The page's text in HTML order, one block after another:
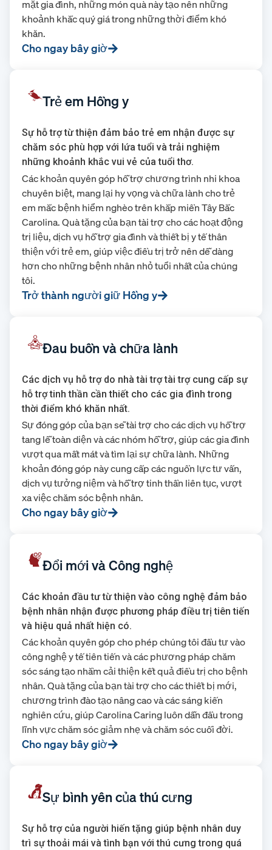
mặt gia đình, những món quà này tạo nên những
khoảnh khắc quý giá trong những thời điểm khó
khăn.
Cho ngay bây giờ
Trẻ em Hồng y
Sự hỗ trợ từ thiện đảm bảo trẻ em nhận được sự
chăm sóc phù hợp với lứa tuổi và trải nghiệm
những khoảnh khắc vui vẻ của tuổi thơ.
Các khoản quyên góp hỗ trợ chương trình nhi khoa
chuyên biệt, mang lại hy vọng và chữa lành cho trẻ
em mắc bệnh hiểm nghèo trên khắp miền Tây Bắc
Carolina. Quà tặng của bạn tài trợ cho các hoạt động
trị liệu, dịch vụ hỗ trợ gia đình và thiết bị y tế thân
thiện với trẻ em, giúp việc điều trị trở nên dễ dàng
hơn cho những bệnh nhân nhỏ tuổi nhất của chúng
tôi.
Trở thành người giữ Hồng y
Đau buồn và chữa lành
Các dịch vụ hỗ trợ do nhà tài trợ tài trợ cung cấp sự
hỗ trợ tinh thần cần thiết cho các gia đình trong
thời điểm khó khăn nhất.
Sự đóng góp của bạn sẽ tài trợ cho các dịch vụ hỗ trợ
tang lễ toàn diện và các nhóm hỗ trợ, giúp các gia đình
vượt qua mất mát và tìm lại sự chữa lành. Những
khoản đóng góp này cung cấp các nguồn lực tư vấn,
dịch vụ tưởng niệm và hỗ trợ tinh thần liên tục, vượt
xa việc chăm sóc bệnh nhân.
Cho ngay bây giờ
Đổi mới và Công nghệ
Các khoản đầu tư từ thiện vào công nghệ đảm bảo
bệnh nhân nhận được phương pháp điều trị tiên tiến
và hiệu quả nhất hiện có.
Các khoản quyên góp cho phép chúng tôi đầu tư vào
công nghệ y tế tiên tiến và các phương pháp chăm
sóc sáng tạo nhằm cải thiện kết quả điều trị cho bệnh
nhân. Quà tặng của bạn tài trợ cho các thiết bị mới,
chương trình đào tạo nâng cao và các sáng kiến
nghiên cứu, giúp Carolina Caring luôn dẫn đầu trong
lĩnh vực chăm sóc giảm nhẹ và chăm sóc cuối đời.
Cho ngay bây giờ
Sự bình yên của thú cưng
Sự hỗ trợ của người hiến tặng giúp bệnh nhân duy
trì sự thoải mái và tình bạn với thú cưng trong quá